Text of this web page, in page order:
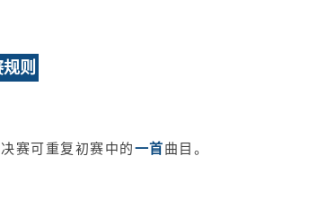
规则
赛可重复初赛中的一首曲目。